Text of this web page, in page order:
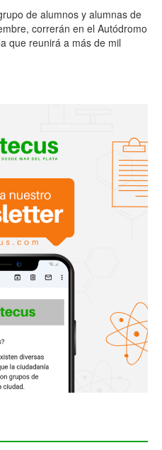
de alumnos y alumnas de
correrán en el Autódromo
que reunirá a más de mil